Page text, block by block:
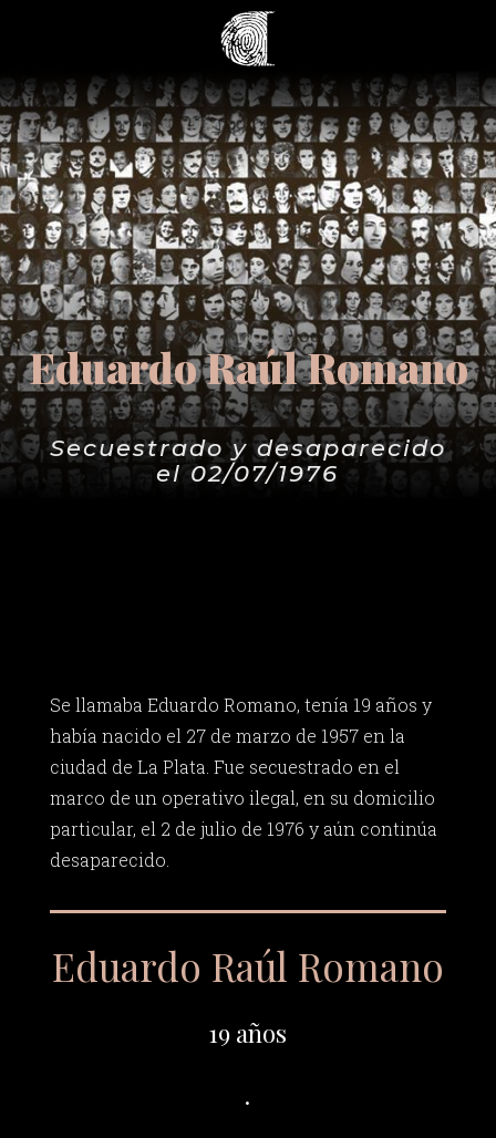
Eduardo Raúl Romano
Secuestrado y desaparecido
el 02/07/1976
Se llamaba Eduardo Romano, tenía 19 años y
había nacido el 27 de marzo de 1957 en la
ciudad de La Plata. Fue secuestrado en el
marco de un operativo ilegal, en su domicilio
particular, el 2 de julio de 1976 y aún continúa
desaparecido.
Eduardo Raúl Romano
19 años
.